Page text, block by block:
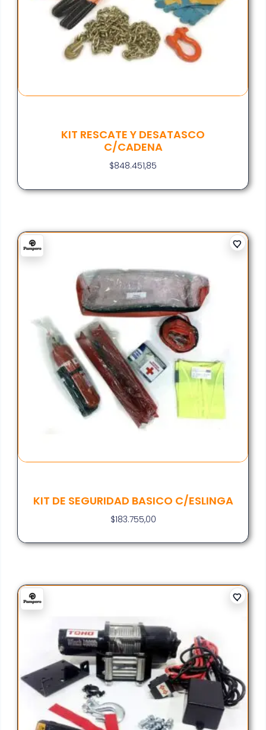
KIT RESCATE Y DESATASCO
C/CADENA
$848.451,85
KIT DE SEGURIDAD BASICO C/ESLINGA
$183.755,00